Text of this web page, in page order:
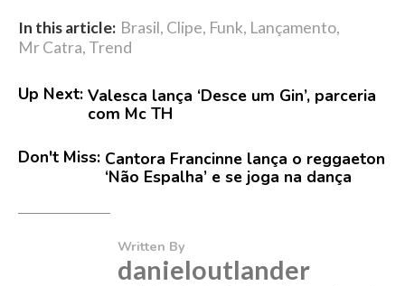
In this article: Brasil, Clipe, Funk, Lançamento,
Mr Catra, Trend
Up Next: Valesca lança ‘Desce um Gin’, parceria
com Mc TH
Don't Miss: Cantora Francinne lança o reggaeton
‘Não Espalha’ e se joga na dança
Written By
danieloutlander